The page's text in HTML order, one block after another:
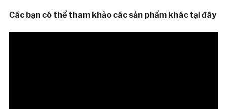
Các bạn có thể tham khảo các sản phẩm khác tại đây